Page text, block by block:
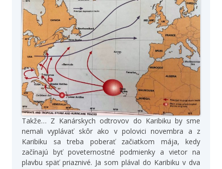
Takže… Z Kanárskych odtrovov do Karibiku by sme
nemali vyplávať skôr ako v polovici novembra a z
Karibiku sa treba poberať začiatkom mája, kedy
začínajú byť poveternostné podmienky a vietor na
plavbu späť priaznivé. Ja som plával do Karibiku v dva